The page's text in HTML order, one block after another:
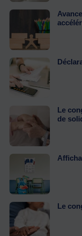
Le
de
Le